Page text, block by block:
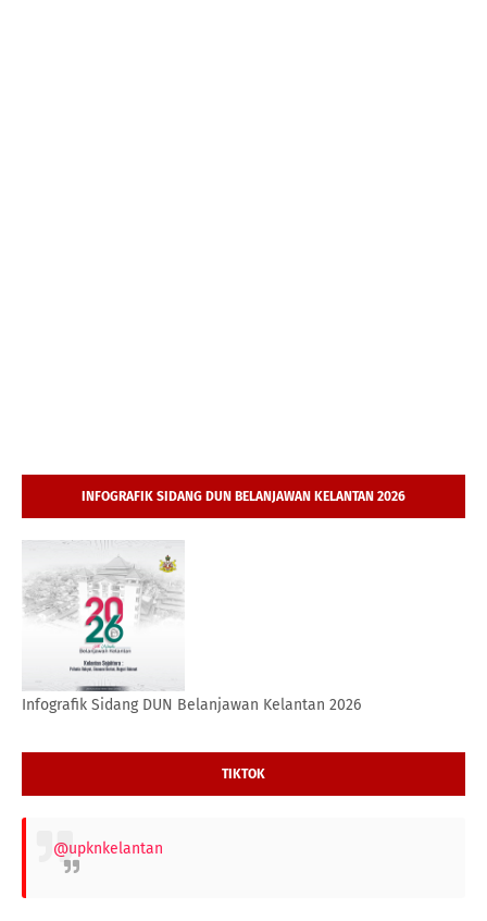
INFOGRAFIK SIDANG DUN BELANJAWAN KELANTAN 2026
Infografik Sidang DUN Belanjawan Kelantan 2026
TIKTOK
@upknkelantan